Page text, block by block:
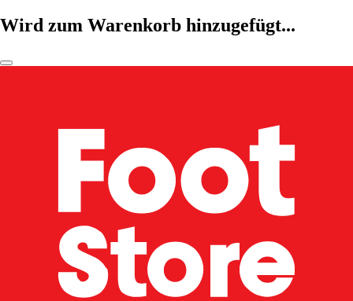
Wird zum Warenkorb hinzugefügt...